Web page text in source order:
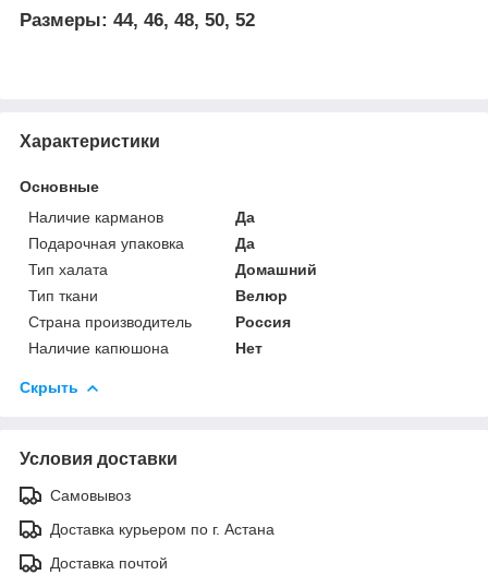
Размеры: 44, 46, 48, 50, 52
Характеристики
Основные
Наличие карманов
Да
Подарочная упаковка
Да
Тип халата
Домашний
Тип ткани
Велюр
Страна производитель
Россия
Наличие капюшона
Нет
Скрыть
Условия доставки
Самовывоз
Доставка курьером по г. Астана
Доставка почтой